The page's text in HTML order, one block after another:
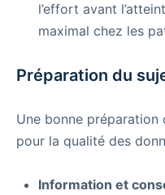
l’effort avant
maximal chez les
Préparation du
Une bonne
pour la qualité des
Information et